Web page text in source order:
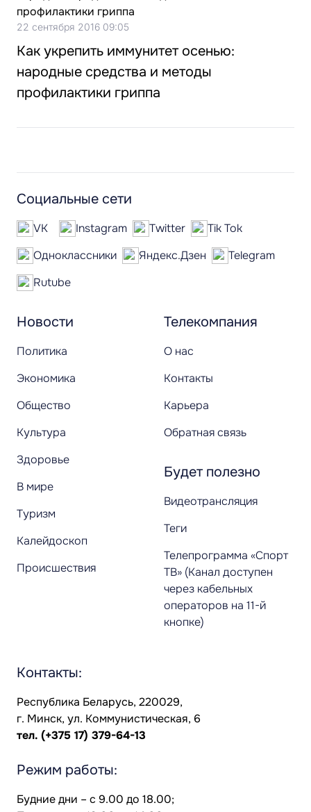
22 сентября 2016 09:05
Как укрепить иммунитет осенью:
народные средства и методы
профилактики гриппа
Новости
Политика
Экономика
Общество
Культура
Здоровье
В мире
Туризм
Калейдоскоп
Происшествия
Телекомпания
О нас
Контакты
Карьера
Обратная связь
Будет полезно
Видеотрансляция
Теги
Телепрограмма «Спорт
ТВ» (Канал доступен
через кабельных
операторов на 11-й
кнопке)
Социальные сети
VK Instagram Twitter
Tik Tok
Одноклассники
Яндекс.Дзен
Telegram
Rutube
Контакты:
Республика Беларусь, 220029,
г. Минск, ул. Коммунистическая, 6
тел. (+375 17) 379-64-13
Режим работы:
Будние дни – с 9.00 до 18.00;